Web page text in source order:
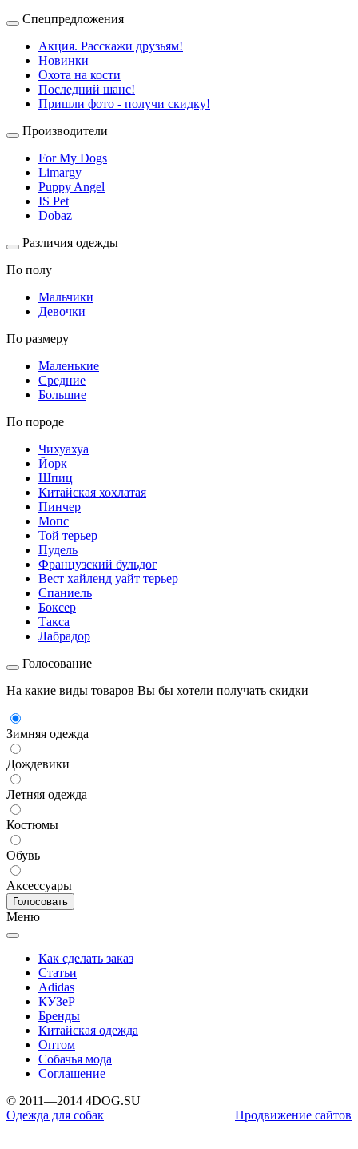
Спецпредложения
Акция. Расскажи друзьям!
Новинки
Охота на кости
Последний шанс!
Пришли фото - получи скидку!
Производители
For My Dogs
Limargy
Puppy Angel
IS Pet
Dobaz
Различия одежды
По полу
Мальчики
Девочки
По размеру
Маленькие
Средние
Большие
По породе
Чихуахуа
Йорк
Шпиц
Китайская хохлатая
Пинчер
Мопс
Той терьер
Пудель
Французский бульдог
Вест хайленд уайт терьер
Спаниель
Боксер
Такса
Лабрадор
Голосование
На какие виды товаров Вы бы хотели получать скидки
Зимняя одежда
Дождевики
Летняя одежда
Костюмы
Обувь
Аксессуары
Меню
Как сделать заказ
Статьи
Adidas
КУЗеР
Бренды
Китайская одежда
Оптом
Собачья мода
Соглашение
© 2011—2014 4DOG.SU
Одежда для собак
Продвижение сайтов